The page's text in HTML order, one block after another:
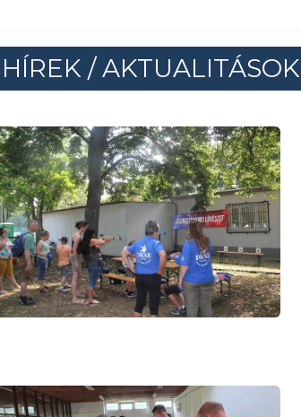
HÍREK / AKTUALITÁSOK